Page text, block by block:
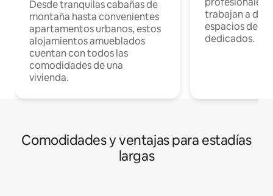
Desde tranquilas cabañas de
montaña hasta convenientes
apartamentos urbanos, estos
alojamientos amueblados
cuentan con todos las
comodidades de una
vivienda.
trabajan a
espacios de
dedicados.
Comodidades y ventajas para estadías
largas